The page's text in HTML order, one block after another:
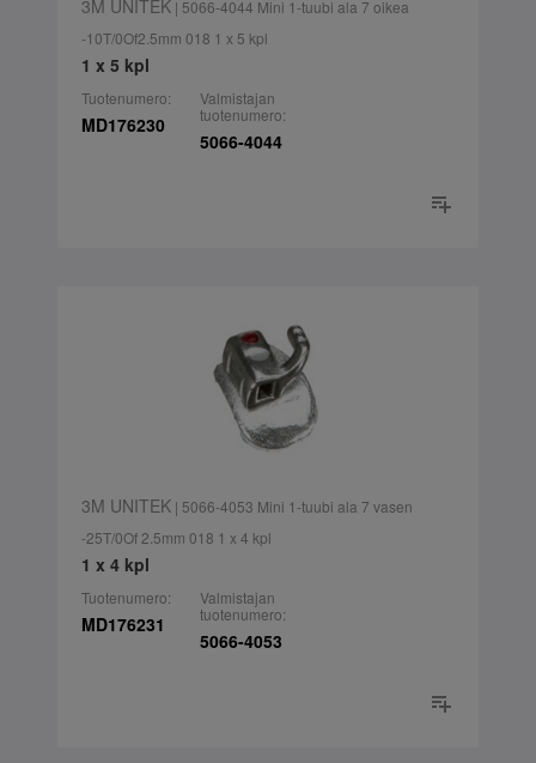
3M UNITEK| 5066-4044 Mini 1-tuubi ala 7 oikea
-10T/0Of2.5mm 018 1 x 5 kpl
1 x 5 kpl
Tuotenumero:
MD176230
Valmistajan
tuotenumero:
5066-4044
3M UNITEK| 5066-4053 Mini 1-tuubi ala 7 vasen
-25T/0Of 2.5mm 018 1 x 4 kpl
1 x 4 kpl
Tuotenumero:
MD176231
Valmistajan
tuotenumero:
5066-4053